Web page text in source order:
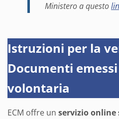
Ministero a questo
Istruzioni per la
Documenti
volontaria
ECM offre un servizio online